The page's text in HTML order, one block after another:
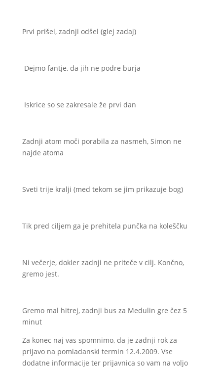
Prvi prišel, zadnji odšel (glej zadaj)
Dejmo fantje, da jih ne podre burja
Iskrice so se zakresale že prvi dan
Zadnji atom moči porabila za nasmeh, Simon ne
najde atoma
Sveti trije kralji (med tekom se jim prikazuje bog)
Tik pred ciljem ga je prehitela punčka na koleščku
Ni večerje, dokler zadnji ne priteče v cilj. Končno,
gremo jest.
Gremo mal hitrej, zadnji bus za Medulin gre čez 5
minut
Za konec naj vas spomnimo, da je zadnji rok za
prijavo na pomladanski termin 12.4.2009. Vse
dodatne informacije ter prijavnica so vam na voljo